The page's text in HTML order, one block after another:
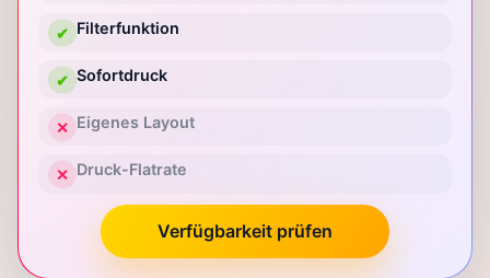
✔ Filterfunktion
✔ Sofortdruck
✕ Eigenes Layout
✕ Druck-Flatrate
Verfügbarkeit prüfen